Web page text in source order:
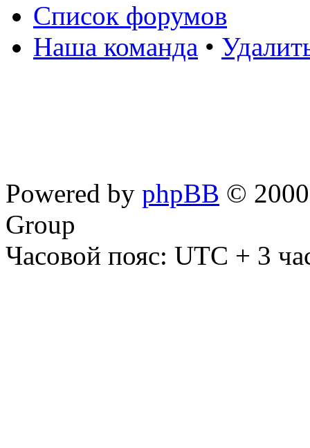
Список форумов
Наша команда •
Powered by phpBB ©
Group
Часовой пояс: UTC + 3